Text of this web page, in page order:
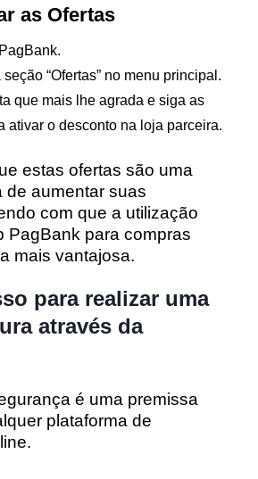
as Ofertas
“Ofertas” no menu principal.
que mais lhe agrada e siga as
ativar o desconto na loja parceira.
estas ofertas são uma
de aumentar suas
com que a utilização
PagBank para compras
mais vantajosa.
para realizar uma
através da
é uma premissa
plataforma de